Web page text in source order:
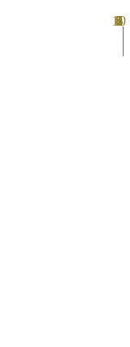
1
2
3
4
5
6
7
8
9
10